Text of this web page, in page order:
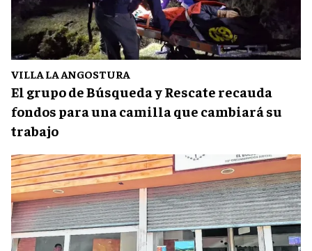
VILLA LA ANGOSTURA
El grupo de Búsqueda y Rescate recauda
fondos para una camilla que cambiará su
trabajo